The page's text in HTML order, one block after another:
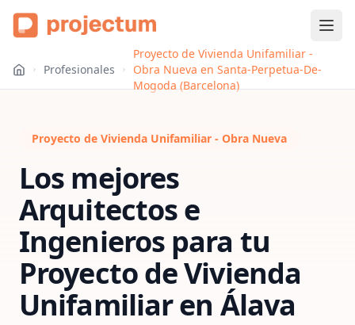
Profesionales
Proyecto de Vivienda Unifamiliar -
Obra Nueva en Santa-Perpetua-De-
Mogoda (Barcelona)
Proyecto de Vivienda Unifamiliar - Obra Nueva
Los mejores
Arquitectos e
Ingenieros para tu
Proyecto de Vivienda
Unifamiliaren Álava